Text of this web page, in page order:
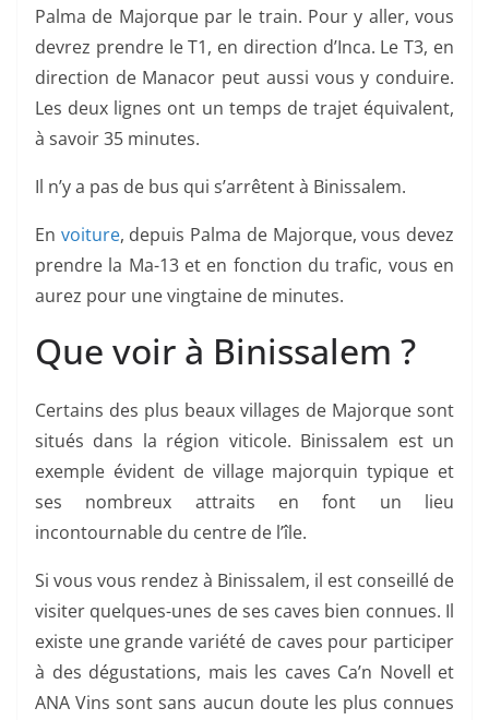
Palma de Majorque par le train. Pour y aller, vous
devrez prendre le T1, en direction d’Inca. Le T3, en
direction de Manacor peut aussi vous y conduire.
Les deux lignes ont un temps de trajet équivalent,
à savoir 35 minutes.
Il n’y a pas de bus qui s’arrêtent à Binissalem.
En voiture, depuis Palma de Majorque, vous devez
prendre la Ma-13 et en fonction du trafic, vous en
aurez pour une vingtaine de minutes.
Que voir à Binissalem ?
Certains des plus beaux villages de Majorque sont
situés dans la région viticole. Binissalem est un
exemple évident de village majorquin typique et
ses nombreux attraits en font un lieu
incontournable du centre de l’île.
Si vous vous rendez à Binissalem, il est conseillé de
visiter quelques-unes de ses caves bien connues. Il
existe une grande variété de caves pour participer
à des dégustations, mais les caves Ca’n Novell et
ANA Vins sont sans aucun doute les plus connues